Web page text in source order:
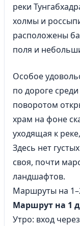
реки
холмы и
расположены
поля и
Особое
по дороге
поворотом
храм на фоне
уходящая к
Здесь нет
своя, почти
ландшафтов.
Маршруты на
Маршрут на 1
Утро: вход